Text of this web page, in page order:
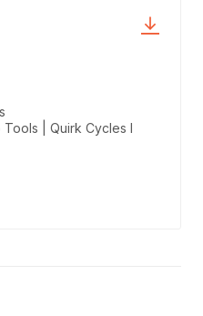
Tools | Quirk Cycles I